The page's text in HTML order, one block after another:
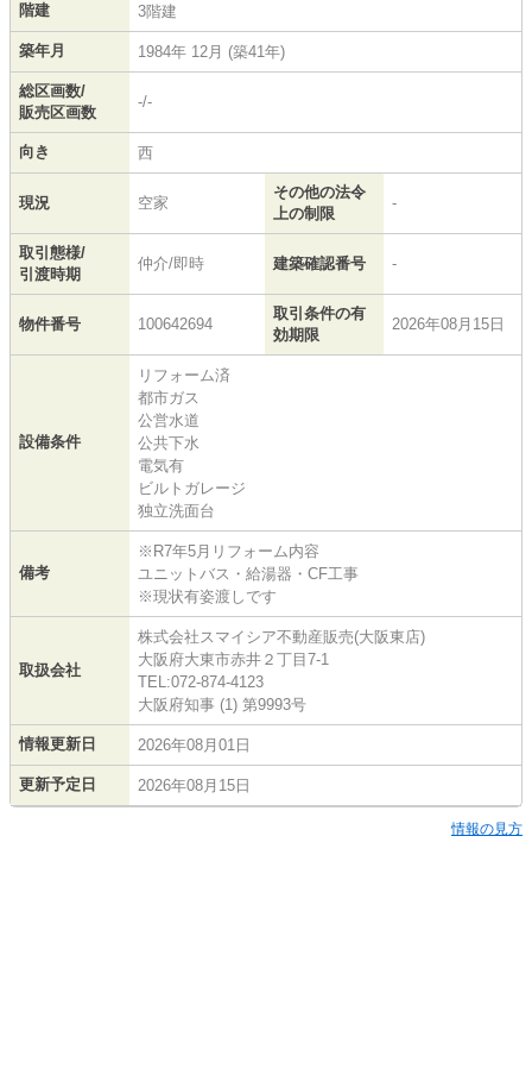
階建 3階建
築年月 1984年 12月 (築41年)
総区画数/
販売区画数
-/-
向き 西
現況 空家
その他の法令
上の制限
-
取引態様/
引渡時期
仲介/即時 建築確認番号 -
物件番号 100642694
取引条件の有
効期限
2026年08月15日
設備条件
リフォーム済
都市ガス
公営水道
公共下水
電気有
ビルトガレージ
独立洗面台
備考
※R7年5月リフォーム内容
ユニットバス・給湯器・CF工事
※現状有姿渡しです
取扱会社
株式会社スマイシア不動産販売(大阪東店)
大阪府大東市赤井２丁目7-1
TEL:072-874-4123
大阪府知事 (1) 第9993号
情報更新日 2026年08月01日
更新予定日 2026年08月15日
情報の見方